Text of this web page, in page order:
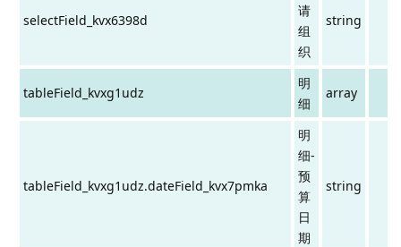
selectField_kvx6398d
请
组
织
string
tableField_kvxg1udz
明
细
array
tableField_kvxg1udz.dateField_kvx7pmka
明
细-
预
算
日
期
string